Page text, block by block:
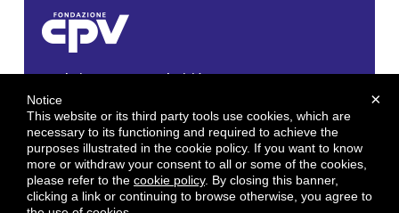
Via Gioacchino Rossini, 60 - 36100 Vicenza - Italy
Tel. 0444/960500 - Fax 0444/1932220
C.F. e P. IVA: 02429800242
E-mail:info@cpv.org
E-mail certificata PEC: pec.cpv@legalmail.it
byGruppo 4 srl
×
Notice
This website or its third party tools use cookies, which are
necessary to its functioning and required to achieve the
purposes illustrated in the cookie policy. If you want to know
more or withdraw your consent to all or some of the cookies,
please refer to the cookie policy. By closing this banner,
clicking a link or continuing to browse otherwise, you agree to